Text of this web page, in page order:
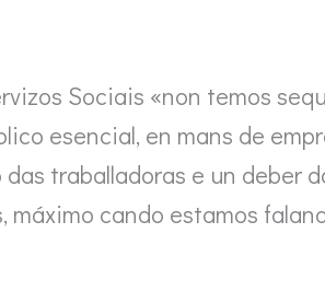
Sociais «non temos
esencial, en mans de
traballadoras e un deber
cando estamos